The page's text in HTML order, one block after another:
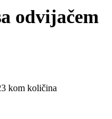
odvijačem
kom količina